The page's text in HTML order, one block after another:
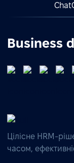
Business
Цілісне HRM-
часом,